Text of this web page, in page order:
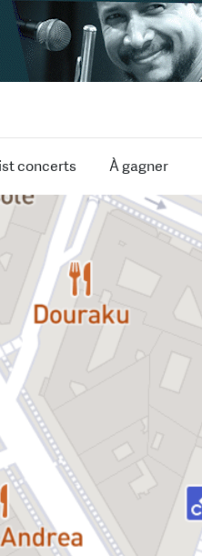
concerts À gagner